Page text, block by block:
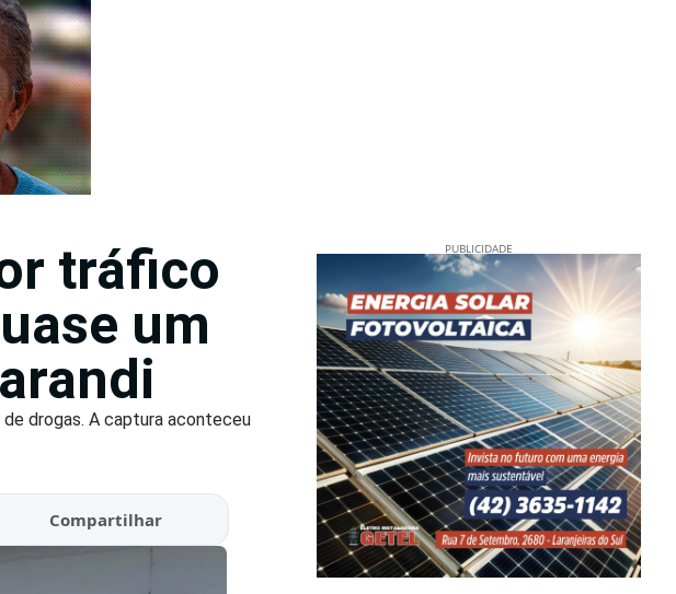
tráfico
um
de drogas. A captura aconteceu
Compartilhar
PUBLICIDADE